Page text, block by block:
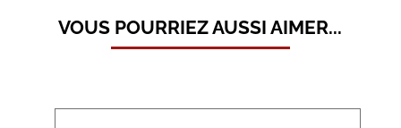
VOUS POURRIEZ AUSSI AIMER...